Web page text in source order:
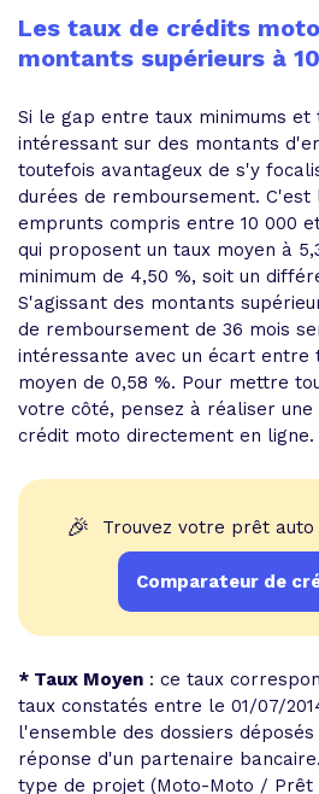
Les taux de crédits
montants supérieurs à
Si le gap entre taux minimums et
intéressant sur des montants
toutefois avantageux de s'y
durées de remboursement.
emprunts compris entre 10 000
qui proposent un taux moyen à
minimum de 4,50 %, soit un
S'agissant des montants
de remboursement de 36 mois
intéressante avec un écart entre
moyen de 0,58 %. Pour mettre
votre côté, pensez à réaliser
crédit moto directement en ligne.
🎉 Trouvez votre prêt
Comparateur de
* Taux Moyen : ce taux
taux constatés entre le 01/07/
l'ensemble des dossiers déposés
réponse d'un partenaire
type de projet (Moto-Moto / Prêt